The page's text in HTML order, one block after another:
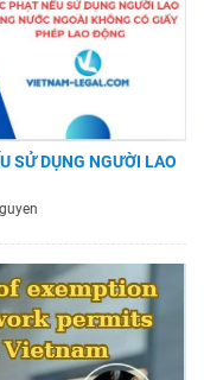
SỬ DỤNG NGƯỜI LAO